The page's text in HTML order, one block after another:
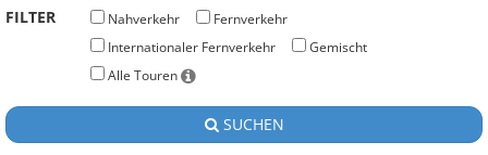
FILTER Nahverkehr
Fernverkehr
Internationaler Fernverkehr
Gemischt
Alle Touren
SUCHEN